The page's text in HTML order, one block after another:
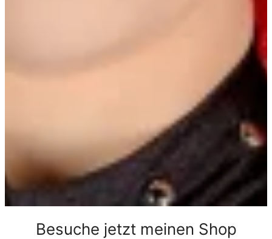
Besuche jetzt meinen Shop